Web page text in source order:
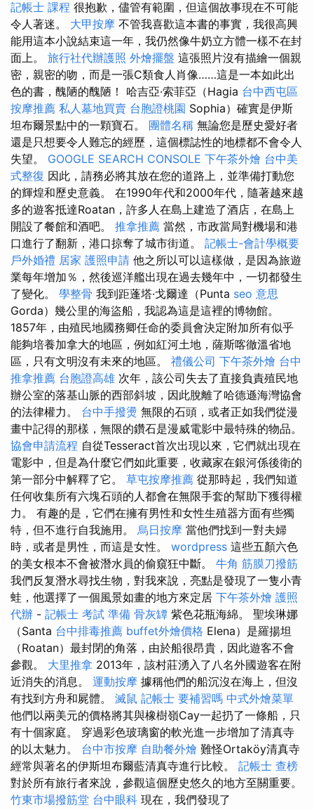
記帳士 課程 很抱歉，儘管有範圍，但這個故事現在不可能
令人著迷。 大甲按摩 不管我喜歡這本書的事實，我很高興
能用這本小說結束這一年，我仍然像牛奶立方體一樣不在封
面上。 旅行社代辦護照 外燴擺盤 這張照片沒有描繪一個親
密，親密的吻，而是一張C類食人肖像……這是一本如此出
色的書，醜陋的醜陋！ 哈吉亞·索菲亞（Hagia 台中西屯區
按摩推薦 私人墓地買賣 台胞證桃園 Sophia）確實是伊斯
坦布爾景點中的一顆寶石。 團體名稱 無論您是歷史愛好者
還是只想要令人難忘的經歷，這個標誌性的地標都不會令人
失望。 GOOGLE SEARCH CONSOLE 下午茶外燴 台中美
式整復 因此，請務必將其放在您的道路上，並準備打動您
的輝煌和歷史意義。 在1990年代和2000年代，隨著越來越
多的遊客抵達Roatan，許多人在島上建造了酒店，在島上
開設了餐館和酒吧。 推拿推薦 當然，市政當局對機場和港
口進行了翻新，港口掠奪了城市街道。 記帳士-會計學概要
戶外婚禮 居家 護照申請 他之所以可以這樣做，是因為旅遊
業每年增加％，然後巡洋艦出現在過去幾年中，一切都發生
了變化。 學整骨 我到距蓬塔·戈爾達（Punta seo 意思
Gorda）幾公里的海盜船，我認為這是這裡的博物館。
1857年，由殖民地國務卿任命的委員會決定附加所有似乎
能夠培養加拿大的地區，例如紅河土地，薩斯喀徹溫省地
區，只有文明沒有未來的地區。 禮儀公司 下午茶外燴 台中
推拿推薦 台胞證高雄 次年，該公司失去了直接負責殖民地
辦公室的落基山脈的西部斜坡，因此脫離了哈德遜海灣協會
的法律權力。 台中手撥燙 無限的石頭，或者正如我們從漫
畫中記得的那樣，無限的鑽石是漫威電影中最特殊的物品。
協會申請流程 自從Tesseract首次出現以來，它們就出現在
電影中，但是為什麼它們如此重要，收藏家在銀河係後衛的
第一部分中解釋了它。 草屯按摩推薦 從那時起，我們知道
任何收集所有六塊石頭的人都會在無限手套的幫助下獲得權
力。 有趣的是，它們在擁有男性和女性生殖器方面有些獨
特，但不進行自我施用。 烏日按摩 當他們找到一對夫婦
時，或者是男性，而這是女性。 wordpress 這些五顏六色
的美女根本不會被潛水員的偷窺狂中斷。 牛角 筋膜刀撥筋
我們反复潛水尋找生物，對我來說，亮點是發現了一隻小青
蛙，他選擇了一個風景如畫的地方來定居 下午茶外燴 護照
代辦 - 記帳士 考試 準備 骨灰罈 紫色花瓶海綿。 聖埃琳娜
（Santa 台中排毒推薦 buffet外燴價格 Elena）是羅揚坦
（Roatan）最封閉的角落，由於船很昂貴，因此遊客不會
參觀。 大里推拿 2013年，該村莊湧入了八名外國遊客在附
近消失的消息。 運動按摩 據稱他們的船沉沒在海上，但沒
有找到方舟和屍體。 滅鼠 記帳士 要補習嗎 中式外燴菜單
他們以兩美元的價格將其與橡樹嶺Cay一起扔了一條船，只
有十個家庭。 穿過彩色玻璃窗的軟光進一步增加了清真寺
的以太魅力。 台中市按摩 自助餐外燴 難怪Ortaköy清真寺
經常與著名的伊斯坦布爾藍清真寺進行比較。 記帳士 查榜
對於所有旅行者來說，參觀這個歷史悠久的地方至關重要。
竹東市場撥筋堂 台中眼科 現在，我們發現了